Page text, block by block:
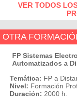
VER TODOS
OTRA
FP Sistemas
Automatizados a
Temática: FP a
Nivel: Formación
Duración: 2000 h.